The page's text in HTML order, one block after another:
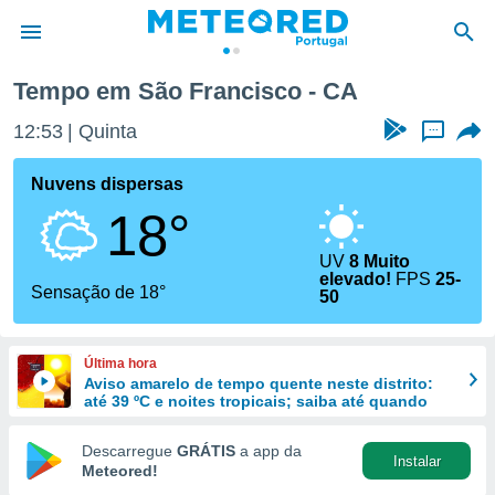
da
foi
fornecidas
a este
das
e
forma
digital
Tempo em São Francisco - CA
12:53 Quinta ...
Nuvens dispersas
18°
Sensação de 18°
UV8 Muito
elevado! FPS25-
50
Última hora
Aviso amarelo de tempo quente neste distrito:
até 39 ºC e noites tropicais; saiba até quando
Descarregue GRÁTIS a app da
Meteored!
Instalar